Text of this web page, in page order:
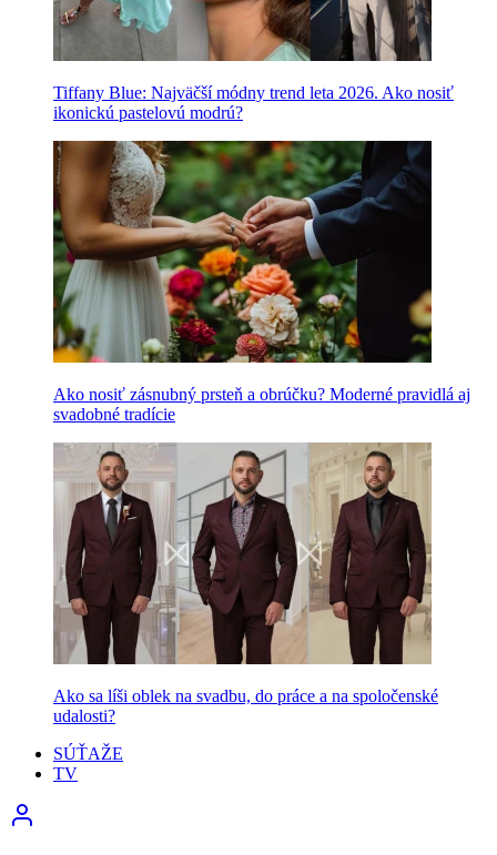
Tiffany Blue: Najväčší módny trend leta 2026. Ako nosiť
ikonickú pastelovú modrú?
Ako nosiť zásnubný prsteň a obrúčku? Moderné pravidlá aj
svadobné tradície
Ako sa líši oblek na svadbu, do práce a na spoločenské
udalosti?
SÚŤAŽE
TV